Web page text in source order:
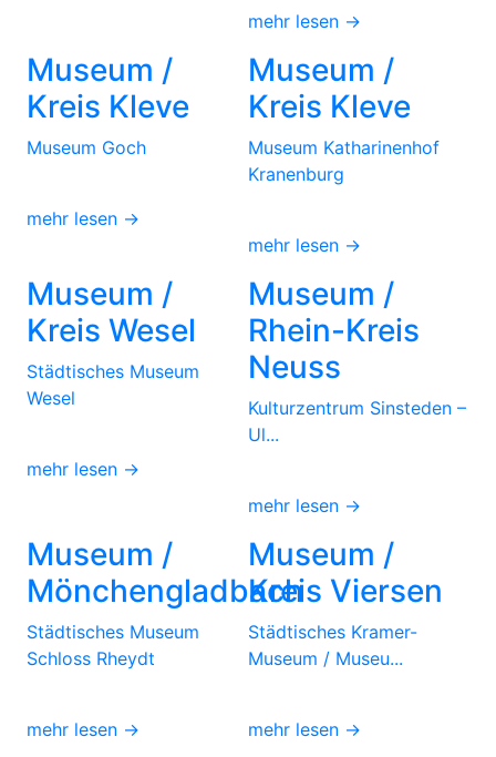
mehr lesen →
Museum /
Kreis Kleve
Museum Goch
mehr lesen →
Museum /
Kreis Kleve
Museum Katharinenhof
Kranenburg
mehr lesen →
Museum /
Kreis Wesel
Städtisches Museum
Wesel
mehr lesen →
Museum /
Rhein-Kreis
Neuss
Kulturzentrum Sinsteden –
Ul...
mehr lesen →
Museum /
Mönchengladbach
Städtisches Museum
Schloss Rheydt
mehr lesen →
Museum /
Kreis Viersen
Städtisches Kramer-
Museum / Museu...
mehr lesen →